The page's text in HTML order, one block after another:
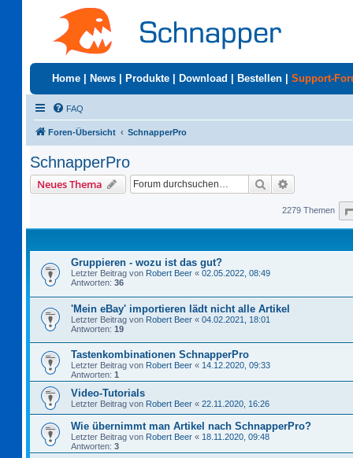
Home News Produkte Download Bestellen Support-
FAQ
Foren-Übersicht SchnapperPro
SchnapperPro
Neues Thema Suche
2279 Themen
Gruppieren - wozu ist das gut?
Letzter Beitrag von Robert Beer « 02.05.2022, 08:49
Antworten: 36
'Mein eBay' importieren lädt nicht alle Artikel
Letzter Beitrag von Robert Beer « 04.02.2021, 18:01
Antworten: 19
Tastenkombinationen SchnapperPro
Letzter Beitrag von Robert Beer « 14.12.2020, 09:33
Antworten: 1
Video-Tutorials
Letzter Beitrag von Robert Beer « 22.11.2020, 16:26
Wie übernimmt man Artikel nach SchnapperPro?
Letzter Beitrag von Robert Beer « 18.11.2020, 09:48
Antworten: 3